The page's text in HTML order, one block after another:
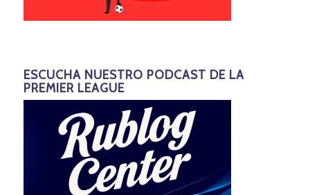
ESCUCHA NUESTRO PODCAST DE LA
PREMIER LEAGUE